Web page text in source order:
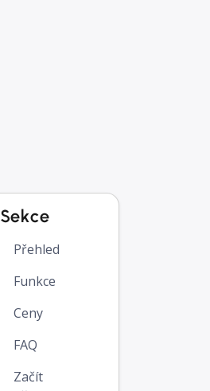
Sekce
Přehled
Funkce
Ceny
FAQ
Začít